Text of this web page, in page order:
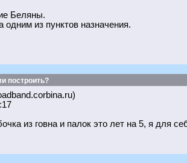
Беляны.
из пунктов назначения.
построить?
из говна и палок это лет на 5, я для